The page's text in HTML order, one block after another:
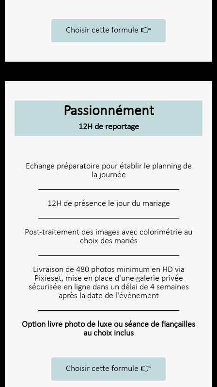
Choisir cette formule 👉​
Passionnément
12H de reportage
Echange préparatoire pour établir le planning de
la journée
12H de présence le jour du mariage
Post-traitement des images avec colorimétrie au
choix des mariés
Livraison de 480 photos minimum en HD via
Pixieset, mise en place d'une galerie privée
sécurisée en ligne dans un délai de 4 semaines
après la date de l'évènement
Option livre photo de luxe ou séance de fiançailles
au choix inclus
Choisir cette formule 👉​